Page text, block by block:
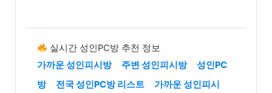
실시간 성인PC방 추천 정보
가까운 성인피시방
주변 성인피시방
성인PC
방
전국 성인PC방 리스트
가까운 성인피시